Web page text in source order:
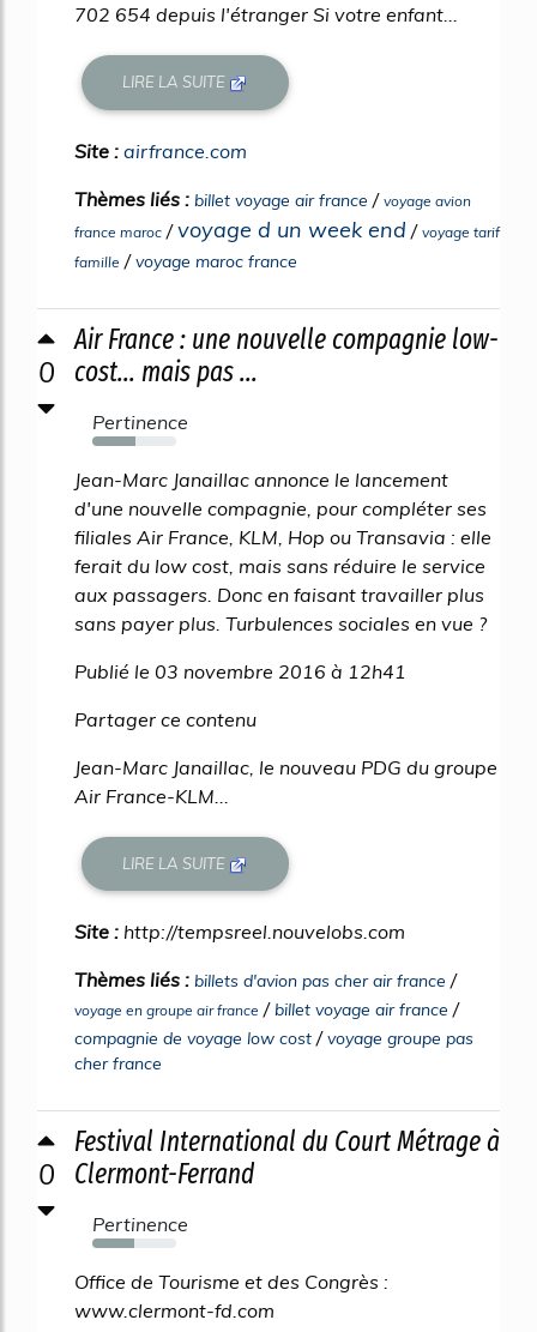
702 654 depuis l'étranger Si votre enfant...
LIRE LA SUITE
Site : airfrance.com
Thèmes liés : billet voyage air france / voyage avion
france maroc /voyage d un week end / voyage tarif
famille /voyage maroc france
0
Air France : une nouvelle compagnie low-
cost... mais pas ...
Pertinence
51%
Jean-Marc Janaillac annonce le lancement
d'une nouvelle compagnie, pour compléter ses
filiales Air France, KLM, Hop ou Transavia : elle
ferait du low cost, mais sans réduire le service
aux passagers. Donc en faisant travailler plus
sans payer plus. Turbulences sociales en vue ?
Publié le 03 novembre 2016 à 12h41
Partager ce contenu
Jean-Marc Janaillac, le nouveau PDG du groupe
Air France-KLM...
LIRE LA SUITE
Site : http://tempsreel.nouvelobs.com
Thèmes liés : billets d'avion pas cher air france /
voyage en groupe air france /billet voyage air france /
compagnie de voyage low cost /voyage groupe pas
cher france
0
Festival International du Court Métrage à
Clermont-Ferrand
Pertinence
50%
Office de Tourisme et des Congrès :
www.clermont-fd.com